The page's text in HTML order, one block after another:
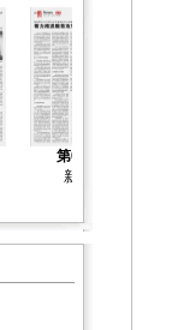
第04版
新闻